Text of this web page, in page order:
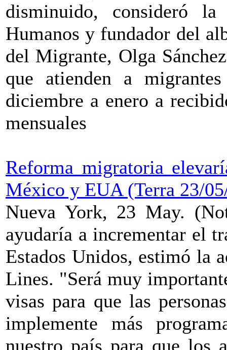
disminuido, consideró
Humanos y fundador del
del Migrante, Olga
que atienden a
diciembre a enero a
mensuales
Reforma migratoria
México y EUA (Terra 23/
Nueva York, 23 May.
ayudaría a incrementar el
Estados Unidos, estimó la
Lines. "Será muy
visas para que las
implemente más
nuestro país para que los